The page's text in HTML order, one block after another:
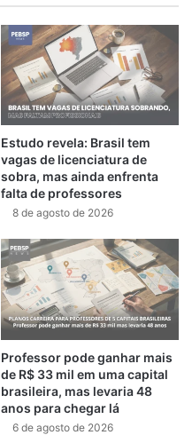
Estudo revela: Brasil tem
vagas de licenciatura de
sobra, mas ainda enfrenta
falta de professores
8 de agosto de 2026
Professor pode ganhar mais
de R$ 33 mil em uma capital
brasileira, mas levaria 48
anos para chegar lá
6 de agosto de 2026